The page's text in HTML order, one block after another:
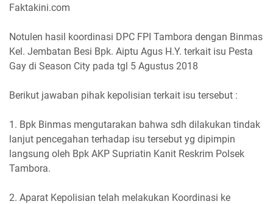
Faktakini.com
Notulen hasil koordinasi DPC FPI Tambora dengan Binmas
Kel. Jembatan Besi Bpk. Aiptu Agus H.Y. terkait isu Pesta
Gay di Season City pada tgl 5 Agustus 2018
Berikut jawaban pihak kepolisian terkait isu tersebut :
1. Bpk Binmas mengutarakan bahwa sdh dilakukan tindak
lanjut pencegahan terhadap isu tersebut yg dipimpin
langsung oleh Bpk AKP Supriatin Kanit Reskrim Polsek
Tambora.
2. Aparat Kepolisian telah melakukan Koordinasi ke